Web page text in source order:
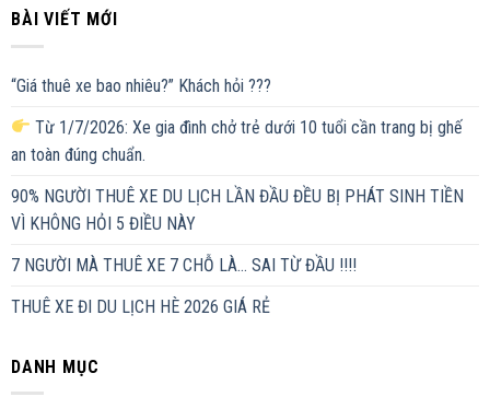
BÀI VIẾT MỚI
“Giá thuê xe bao nhiêu?” Khách hỏi ???
Từ 1/7/2026: Xe gia đình chở trẻ dưới 10 tuổi cần trang bị ghế
an toàn đúng chuẩn.
90% NGƯỜI THUÊ XE DU LỊCH LẦN ĐẦU ĐỀU BỊ PHÁT SINH TIỀN
VÌ KHÔNG HỎI 5 ĐIỀU NÀY
7 NGƯỜI MÀ THUÊ XE 7 CHỖ LÀ… SAI TỪ ĐẦU !!!!
THUÊ XE ĐI DU LỊCH HÈ 2026 GIÁ RẺ
DANH MỤC